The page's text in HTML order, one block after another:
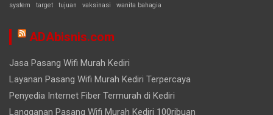
system
target tujuan vaksinasi wanita bahagia
ADAbisnis.com
Jasa Pasang Wifi Murah Kediri
Layanan Pasang Wifi Murah Kediri Terpercaya
Penyedia Internet Fiber Termurah di Kediri
Langganan Pasang Wifi Murah Kediri 100ribuan